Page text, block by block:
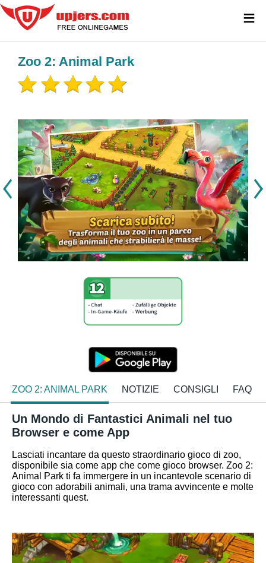
Zoo 2: Animal Park
ZOO 2: ANIMAL PARK NOTIZIE CONSIGLI FAQ
Un Mondo di Fantastici Animali nel tuo
Browser e come App
Lasciati incantare da questo straordinario gioco di zoo,
disponibile sia come app che come gioco browser. Zoo 2:
Animal Park ti fa immergere in un incantevole scenario di
gioco con adorabili animali, una trama avvincente e molte
interessanti quest.
≡